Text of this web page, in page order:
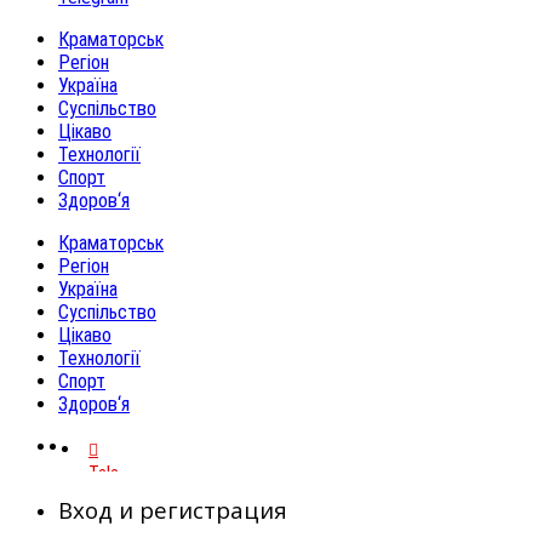
Краматорськ
Регіон
Україна
Суспільство
Цікаво
Технології
Спорт
Здоров‘я
Краматорськ
Регіон
Україна
Суспільство
Цікаво
Технології
Спорт
Здоров‘я
Telegram
Вход и регистрация